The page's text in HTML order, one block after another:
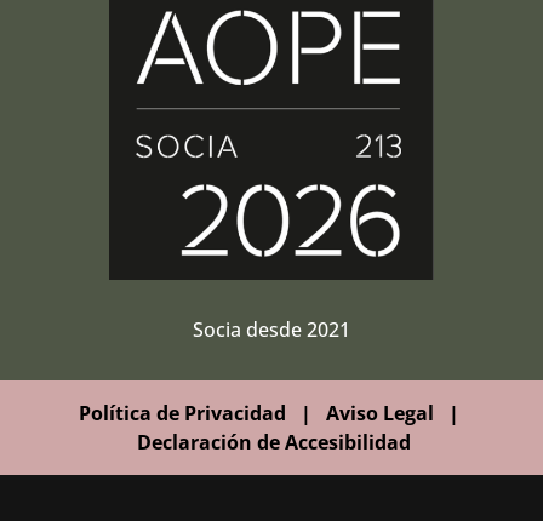
Socia desde 2021
Política de Privacidad | Aviso Legal |
Declaración de Accesibilidad